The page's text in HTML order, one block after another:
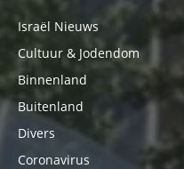
Israël Nieuws
Cultuur & Jodendom
Binnenland
Buitenland
Divers
Coronavirus